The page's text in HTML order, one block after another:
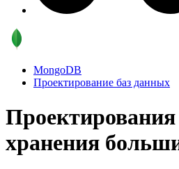
MongoDB
Проектирование баз данных
хранения